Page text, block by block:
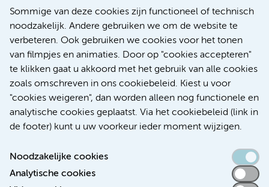
Sommige van deze cookies zijn functioneel of technisch
noodzakelijk. Andere gebruiken we om de website te
verbeteren. Ook gebruiken we cookies voor het tonen
van filmpjes en animaties. Door op "cookies accepteren"
te klikken gaat u akkoord met het gebruik van alle cookies
zoals omschreven in ons cookiebeleid. Kiest u voor
"cookies weigeren", dan worden alleen nog functionele en
analytische cookies geplaatst. Via het cookiebeleid (link in
de footer) kunt u uw voorkeur ieder moment wijzigen.
Noodzakelijke cookies
Analytische cookies
Meer Amsterdam UMC websites:
Werken bij Amsterdam UMC
Over Amsterdam UMC
Nieuws
Research
Educatie Locatie VUmc